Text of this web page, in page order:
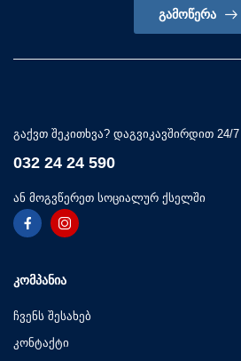
ᲒᲐᲛᲝᲬᲔᲠᲐ
გაქვთ შეკითხვა? დაგვიკავშირდით 24/7
032 24 24 590
ან მოგვწერეთ სოციალურ ქსელში
ᲙᲝᲛᲞᲐᲜᲘᲐ
ჩვენს შესახებ
კონტაქტი